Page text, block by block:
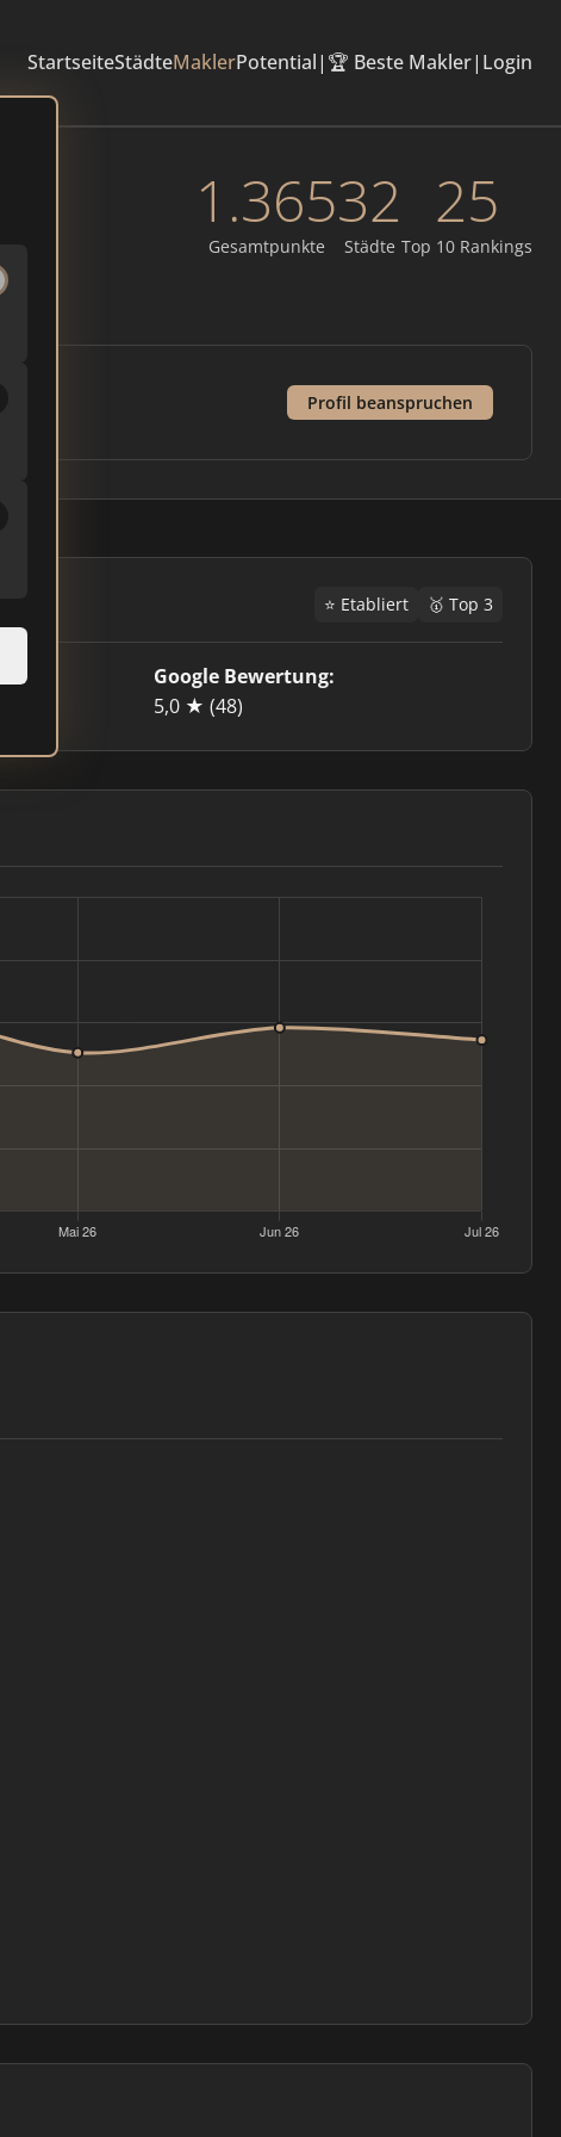
StartseiteStädteMaklerPotential| 🏆 Beste Makler| Login
1.365
Gesamtpunkte
32
Städte
25
Top 10 Rankings
Profil beanspruchen
⭐ Etabliert 🥇 Top 3
Google Bewertung:
5,0 ★ (48)